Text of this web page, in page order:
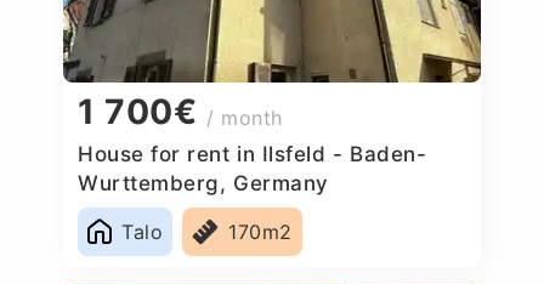
1 700€ / month
House for rent in Ilsfeld - Baden-
Wurttemberg, Germany
Talo
170m2